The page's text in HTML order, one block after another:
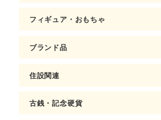
フィギュア・おもちゃ
ブランド品
住設関連
古銭・記念硬貨